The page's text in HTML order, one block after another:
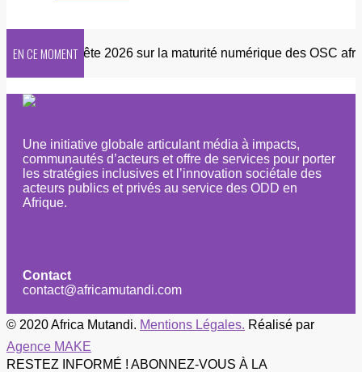
EN CE MOMENT
Enquête 2026 sur la maturité numérique des OSC
Une initiative globale articulant média à impacts,
communautés d’acteurs et offre de services pour porter
les stratégies inclusives et l’innovation sociétale des
acteurs publics et privés au service des ODD en
Afrique.
Contact
contact@africamutandi.com
© 2020 Africa Mutandi. Mentions Légales. Réalisé par
Agence MAKE
RESTEZ INFORMÉ ! ABONNEZ-VOUS À LA